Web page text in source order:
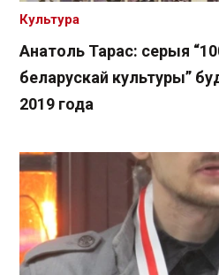
Анатоль Тарас: серыя
беларускай культуры”
2019 года
Культура